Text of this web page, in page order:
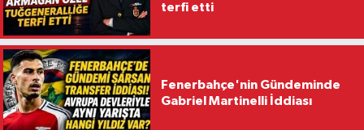
terfi etti
Fenerbahçe'nin Gündeminde
Gabriel Martinelli İddiası